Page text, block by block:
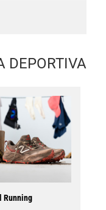
DEPORTIVA
Running